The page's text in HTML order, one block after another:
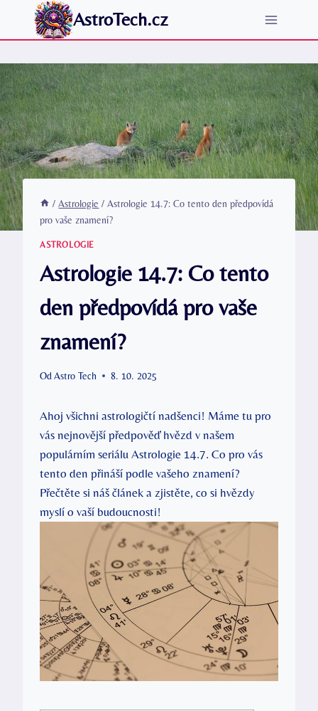
Přeskočit
AstroTech.cz
/ Astrologie / Astrologie 14.7: Co tento den předpovídá
pro vaše znamení?
ASTROLOGIE
Astrologie 14.7: Co tento
den předpovídá pro vaše
znamení?
Od Astro Tech 8. 10. 2025
Ahoj všichni astrologičtí nadšenci! Máme tu pro
vás nejnovější předpověď hvězd v našem
populárním seriálu Astrologie 14.7. Co pro vás
tento den přináší podle vašeho znamení?
Přečtěte si náš článek a zjistěte, co si hvězdy
myslí o vaší budoucnosti!